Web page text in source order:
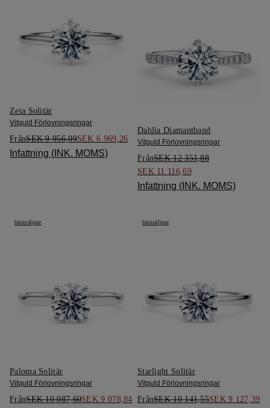
Zeta Solitär
Vitguld Förlovningsringar
FrånSEK 9 956,09SEK 6 969,26
Infattning (INK. MOMS)
Dahlia Diamantband
Vitguld Förlovningsringar
FrånSEK 12 351,88
SEK 11 116,69
Infattning (INK. MOMS)
bästsäljare
Paloma Solitär
Vitguld Förlovningsringar
FrånSEK 10 087,60SEK 9 078,84
bästsäljare
Starlight Solitär
Vitguld Förlovningsringar
FrånSEK 10 141,55SEK 9 127,39